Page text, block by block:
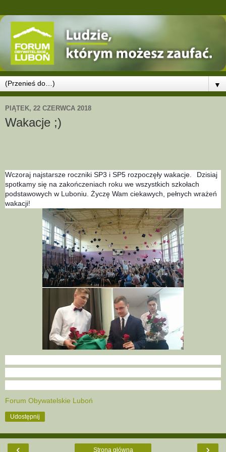
▼
PIĄTEK, 22 CZERWCA 2018
Wakacje ;)
Wczoraj najstarsze roczniki SP3 i SP5 rozpoczęły wakacje.
Dzisiaj
spotkamy się na zakończeniach roku we wszystkich szkołach
podstawowych w Luboniu. Życzę Wam ciekawych, pełnych wrażeń
wakacji!
Forum Obywatelskie Luboń
Udostępnij
‹ ›
Strona główna